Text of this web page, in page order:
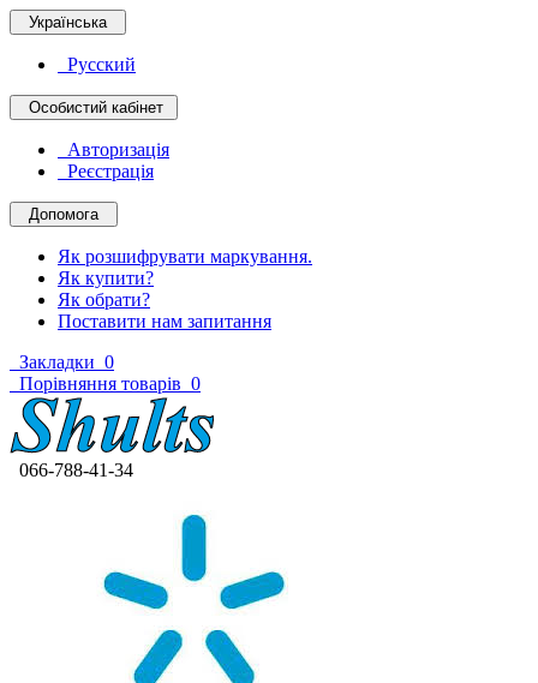
Українська
Русский
Особистий кабінет
Авторизація
Реєстрація
Допомога
Як розшифрувати маркування.
Як купити?
Як обрати?
Поставити нам запитання
Закладки 0
Порівняння товарів 0
066-788-41-34